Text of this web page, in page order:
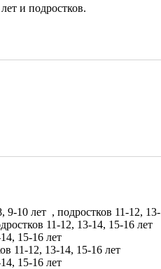
и подростков.
9-10 лет , подростков 11-12,
11-12, 13-14, 15-16 лет
15-16 лет
11-12, 13-14, 15-16 лет
15-16 лет